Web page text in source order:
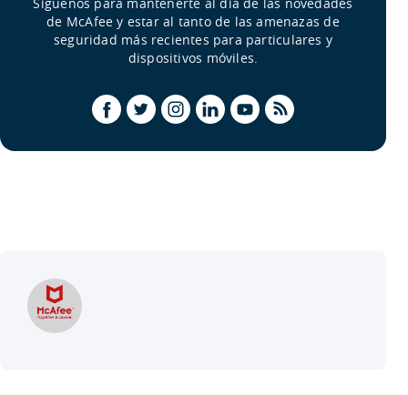
Síguenos para mantenerte al día de las novedades
de McAfee y estar al tanto de las amenazas de
seguridad más recientes para particulares y
dispositivos móviles.